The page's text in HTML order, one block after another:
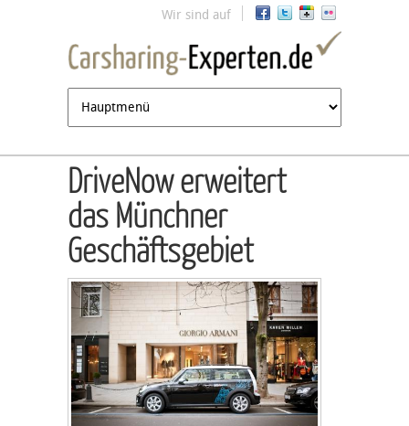
Jump to navigation
Wir sind auf
DriveNow erweitert
das Münchner
Geschäftsgebiet